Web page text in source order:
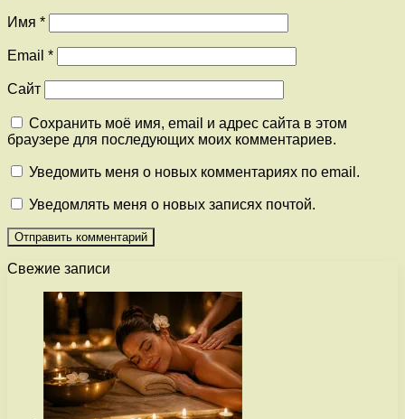
Имя *
Email *
Сайт
Сохранить моё имя, email и адрес сайта в этом
браузере для последующих моих комментариев.
Уведомить меня о новых комментариях по email.
Уведомлять меня о новых записях почтой.
Свежие записи